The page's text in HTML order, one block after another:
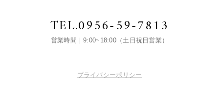
TEL.0956-59-7813
営業時間｜9:00~18:00（土日祝日営業）
プライバシーポリシー